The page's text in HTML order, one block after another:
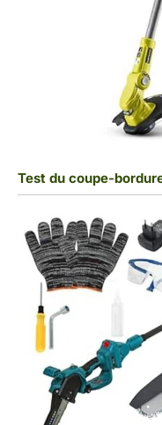
Test du coupe-